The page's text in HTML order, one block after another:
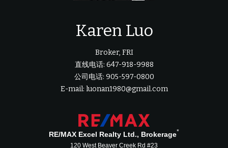
Karen Luo
Broker, FRI
直线电话: 647-918-9988
公司电话: 905-597-0800
E-mail: luonan1980@gmail.com
RE/MAX Excel Realty Ltd., Brokerage*
120 West Beaver Creek Rd #23